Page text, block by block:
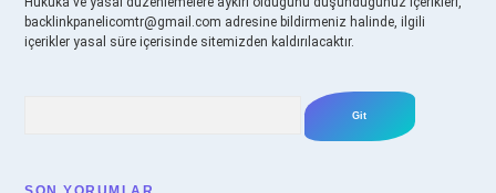
backlinkpanelicomtr@gmail.com adresine bildirmeniz halinde, ilgili
içerikler yasal süre içerisinde sitemizden kaldırılacaktır.